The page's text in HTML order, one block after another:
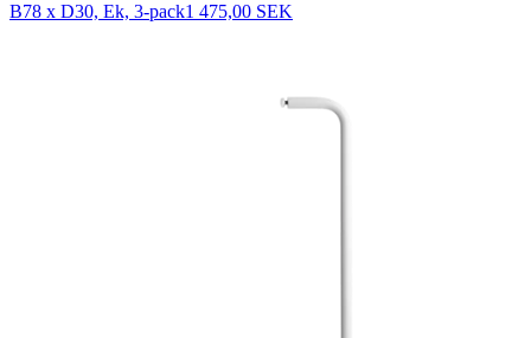
B78 x D30, Ek, 3-pack1 475,00 SEK